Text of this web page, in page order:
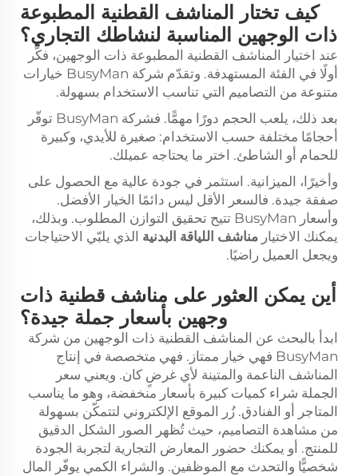
كيف تختار المناشف القطنية المطبوعة
ذات الوجهين المناسبة لنشاطك التجاري؟
عند اختيار المناشف القطنية المطبوعة ذات الوجهين، فكّر
أولًا في الفئة المستهدفة. وتقدّم شركة BusyMan خيارات
متنوعة من التصاميم التي تناسب الاستخدام بسهولة.
بعد ذلك، يلعب الحجم دورًا مهمًّا. فشركة BusyMan توفّر
أحجامًا مختلفة حسب الاستخدام: صغيرة للأيدي، وكبيرة
للحمام أو الشاطئ. اختر ما يحتاجه عميلك.
وأخيرًا، الميزانية. استثمر في جودة عالية مع الحصول على
صفقة جيدة. فالسعر الأقل ليس دائمًا الخيار الأفضل.
وأسعار BusyMan تتيح تحقيق التوازن المطلوب. وبذلك،
يمكنك الاختيار مناشف اللياقة البدنية الذي يلبّي الاحتياجات
ويجعل العميل راضيًا.
أين يمكن العثور على مناشف قطنية ذات
وجهين بأسعار جملة جيدة؟
ابدأ بالبحث عن المناشف القطنية ذات الوجهين من شركة
BusyMan فهي خيار ممتاز. فهي متخصصة في إنتاج
المناشف الناعمة والمتينة لأي غرضٍ كان. ويعني سعر
الجملة شراء كميات كبيرة بأسعار منخفضة، وهو ما يناسب
المتاجر أو الفنادق. زُر الموقع الإلكتروني لتتمكّن بسهولة
من مشاهدة التصاميم، حيث تُظهر الصور الشكل الدقيق
للمنتج. أو يمكنك حضور المعارض التجارية لتجربة الجودة
شخصيًّا والتحدث مع الموظفين. والشراء الكمي يوفّر المال